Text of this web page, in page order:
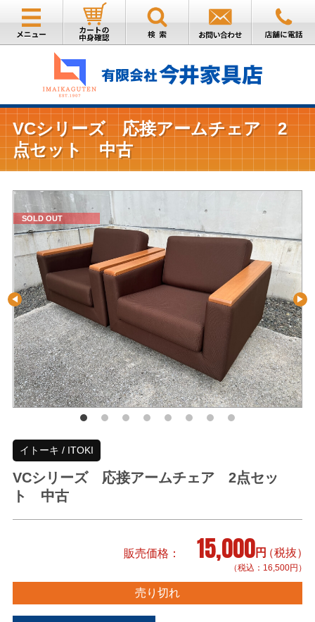
VCシリーズ 応接アームチェア 2
点セット 中古
イトーキ / ITOKI
VCシリーズ 応接アームチェア 2点セッ
ト 中古
販売価格 15,000円（税抜）
（税込：16,500円）
売り切れ